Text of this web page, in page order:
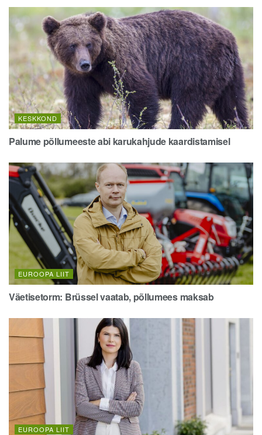
KESKKOND
Palume põllumeeste abi karukahjude kaardistamisel
EUROOPA LIIT
Väetisetorm: Brüssel vaatab, põllumees maksab
EUROOPA LIIT